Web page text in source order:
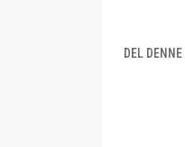
DEL DENNE